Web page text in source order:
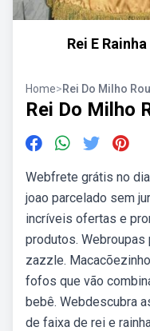
Rei E
Home>Rei Do Milho
Rei Do Milho
Webfrete grátis no
joao parcelado sem
incríveis ofertas e
produtos.
zazzle.
fofos que vão
bebê. Webdescubra
de faixa de rei e